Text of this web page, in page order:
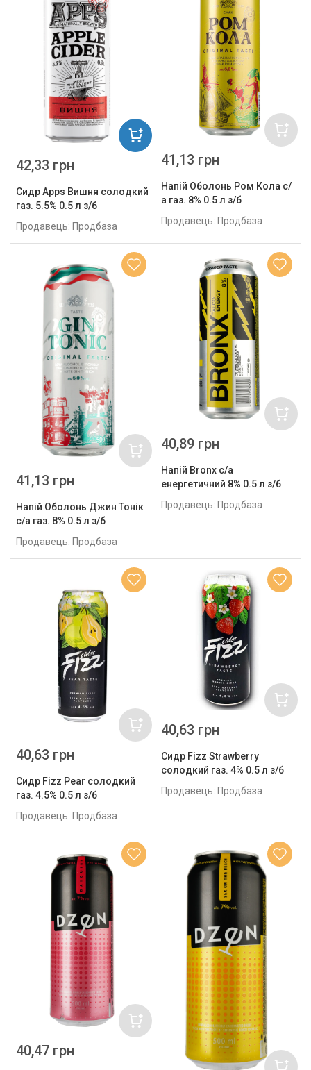
Сидр Apps Вишня солодкий
газ. 5.5% 0.5 л з/б
Продавець: Продбаза
42,33 грн
Напій Оболонь Ром Кола с/
а газ. 8% 0.5 л з/б
Продавець: Продбаза
41,13 грн
Напій Оболонь Джин Тонік
с/а газ. 8% 0.5 л з/б
Продавець: Продбаза
41,13 грн
Напій Bronx с/а
енергетичний 8% 0.5 л з/б
Продавець: Продбаза
40,89 грн
Сидр Fizz Pear солодкий
газ. 4.5% 0.5 л з/б
Продавець: Продбаза
40,63 грн
Сидр Fizz Strawberry
солодкий газ. 4% 0.5 л з/б
Продавець: Продбаза
40,63 грн
40,47 грн